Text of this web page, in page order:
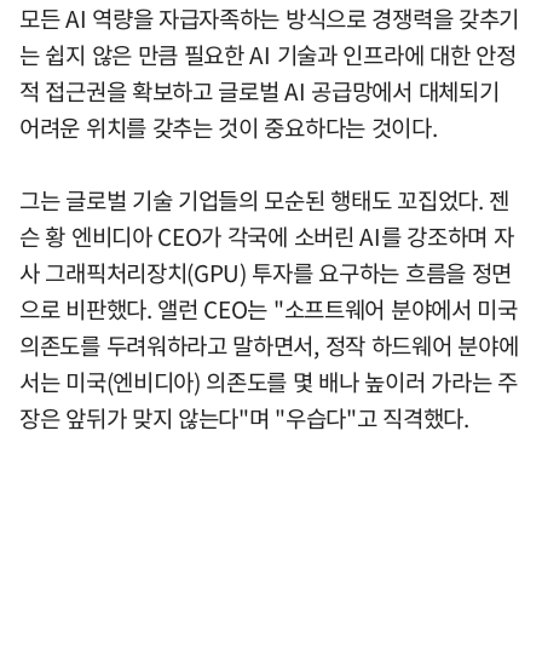
모든 AI 역량을 자급자족하는 방식으로 경쟁력을 갖추기
는 쉽지 않은 만큼 필요한 AI 기술과 인프라에 대한 안정
적 접근권을 확보하고 글로벌 AI 공급망에서 대체되기
어려운 위치를 갖추는 것이 중요하다는 것이다.
그는 글로벌 기술 기업들의 모순된 행태도 꼬집었다. 젠
슨 황 엔비디아 CEO가 각국에 소버린 AI를 강조하며 자
사 그래픽처리장치(GPU) 투자를 요구하는 흐름을 정면
으로 비판했다. 앨런 CEO는 "소프트웨어 분야에서 미국
의존도를 두려워하라고 말하면서, 정작 하드웨어 분야에
서는 미국(엔비디아) 의존도를 몇 배나 높이러 가라는 주
장은 앞뒤가 맞지 않는다"며 "우습다"고 직격했다.